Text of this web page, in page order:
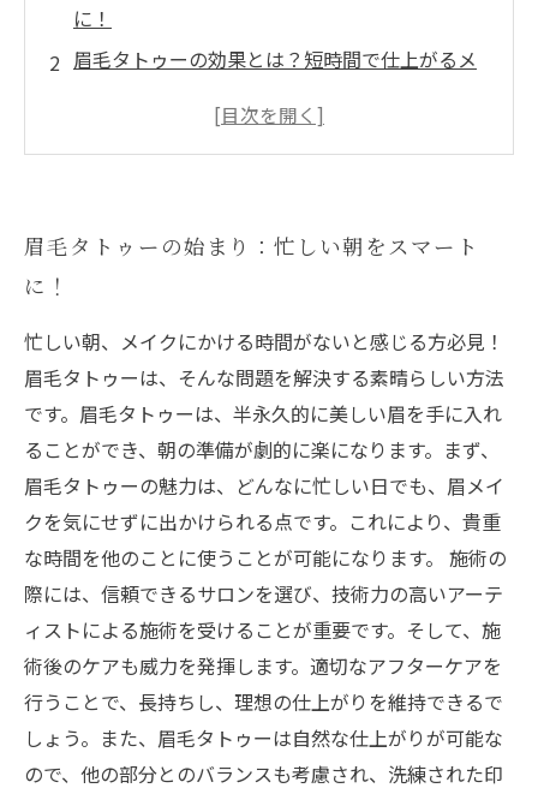
に！
眉毛タトゥーの効果とは？短時間で仕上がるメ
施術前に知っておきたい！眉毛タトゥーの基本
実体験から学ぶ！眉毛タトゥー施術後のケア方
眉毛タトゥーを使った簡単メイク術の実例紹介
自信を持てる眉へ！眉毛タトゥーでメイクをも
っと楽にしよう
眉毛タトゥーの始まり：忙しい朝をスマート
に！
忙しい朝、メイクにかける時間がないと感じる方必見！
眉毛タトゥーは、そんな問題を解決する素晴らしい方法
です。眉毛タトゥーは、半永久的に美しい眉を手に入れ
ることができ、朝の準備が劇的に楽になります。まず、
眉毛タトゥーの魅力は、どんなに忙しい日でも、眉メイ
クを気にせずに出かけられる点です。これにより、貴重
な時間を他のことに使うことが可能になります。 施術の
際には、信頼できるサロンを選び、技術力の高いアーテ
ィストによる施術を受けることが重要です。そして、施
術後のケアも威力を発揮します。適切なアフターケアを
行うことで、長持ちし、理想の仕上がりを維持できるで
しょう。また、眉毛タトゥーは自然な仕上がりが可能な
ので、他の部分とのバランスも考慮され、洗練された印